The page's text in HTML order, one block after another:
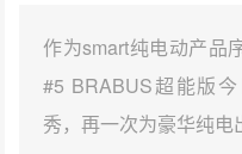
作为smart纯电动产品
#5 BRABUS超能版
秀，再一次为豪华纯电